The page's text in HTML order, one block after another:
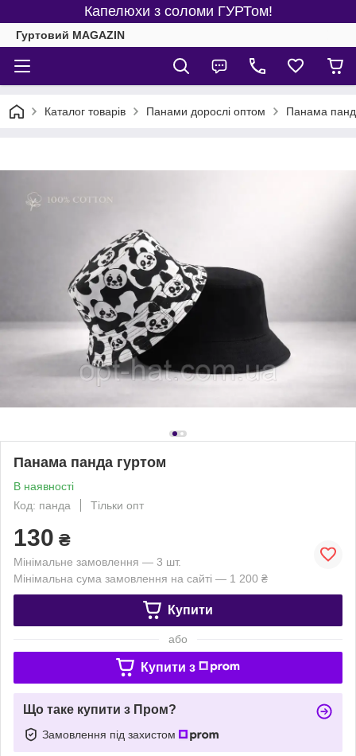
Капелюхи з соломи ГУРТом!
Гуртовий MAGAZIN
Каталог товарів Панами дорослі оптом Панама
Панама панда гуртом
В наявності
Код: панда
Тільки опт
130 ₴
Мінімальне замовлення — 3 шт.
Мінімальна сума замовлення на сайті — 1 200 ₴
Купити
або
Купити з
Що таке купити з Пром?
Замовлення під захистом